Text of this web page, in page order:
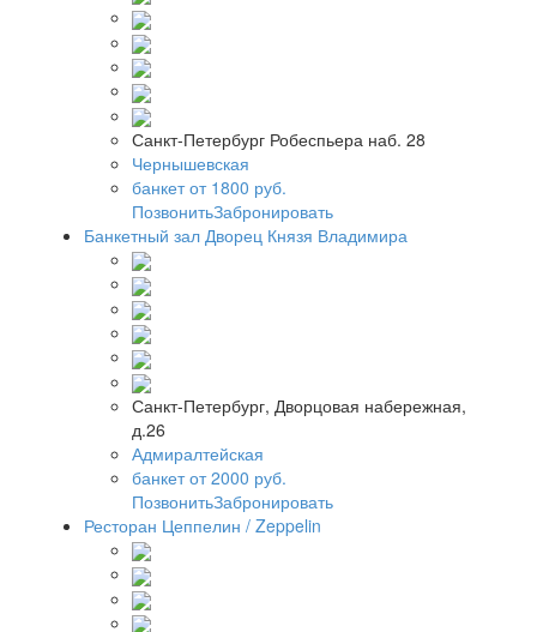
Санкт-Петербург Робеспьера наб. 28
Чернышевская
банкет от 1800 руб.
ПозвонитьЗабронировать
Банкетный зал Дворец Князя Владимира
Санкт-Петербург, Дворцовая набережная,
д.26
Адмиралтейская
банкет от 2000 руб.
ПозвонитьЗабронировать
Ресторан Цеппелин / Zeppelin